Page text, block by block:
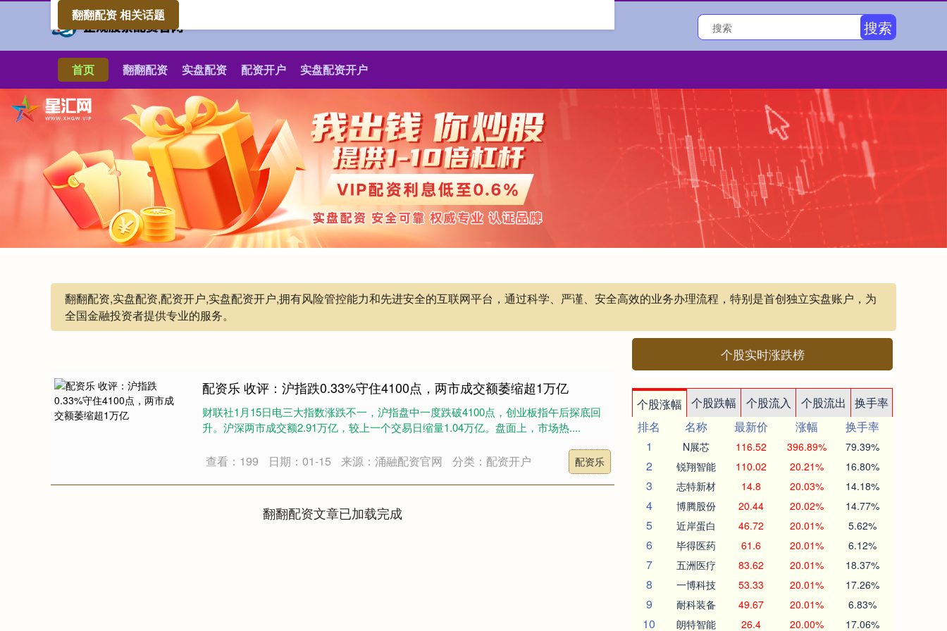
搜索
首页 翻翻配资 实盘配资 配资开户 实盘配资开户
翻翻配资,实盘配资,配资开户,实盘配资开户,拥有风险管控能力和先进安全的互联网平台，通过科学、严谨、安全高效的业务办理流程，特别是首创独立实盘账户，为
全国金融投资者提供专业的服务。
翻翻配资 相关话题
配资乐 收评：沪指跌0.33%守住4100点，两市成交额萎缩超1万亿
财联社1月15日电三大指数涨跌不一，沪指盘中一度跌破4100点，创业板指午后探底回
升。沪深两市成交额2.91万亿，较上一个交易日缩量1.04万亿。盘面上，市场热....
查看：199 日期：01-15 来源：涌融配资官网 分类：配资开户 配资乐
翻翻配资文章已加载完成
个股实时涨跌榜
个股涨幅 个股跌幅 个股流入 个股流出
换手率
排名
名称 最新价 涨幅
换手率
1
N展芯 116.52 396.89% 79.39%
2 锐翔智能 110.02 20.21% 16.80%
3 志特新材 14.8 20.03% 14.18%
4 博腾股份 20.44 20.02% 14.77%
5 近岸蛋白 46.72 20.01% 5.62%
6 毕得医药 61.6 20.01% 6.12%
7 五洲医疗 83.62 20.01% 18.37%
8 一博科技 53.33 20.01% 17.26%
9 耐科装备 49.67 20.01% 6.83%
10 朗特智能 26.4 20.00% 17.06%